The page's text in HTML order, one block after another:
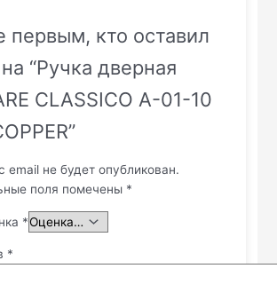
первым, кто оставил
“Ручка дверная
CLASSICO А-01-10
email не будет опубликован.
поля помечены *
*
*